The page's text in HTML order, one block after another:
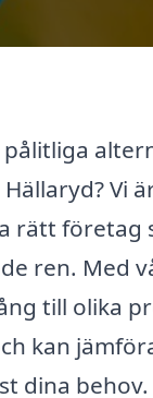
Vi
rätt företag
ren. Med
till olika
kan
dina behov.